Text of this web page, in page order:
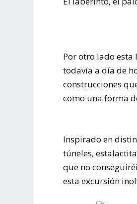
Por otro lado esta
todavía a día de
construcciones
como una forma
Inspirado en
túneles,
que no
esta excursión